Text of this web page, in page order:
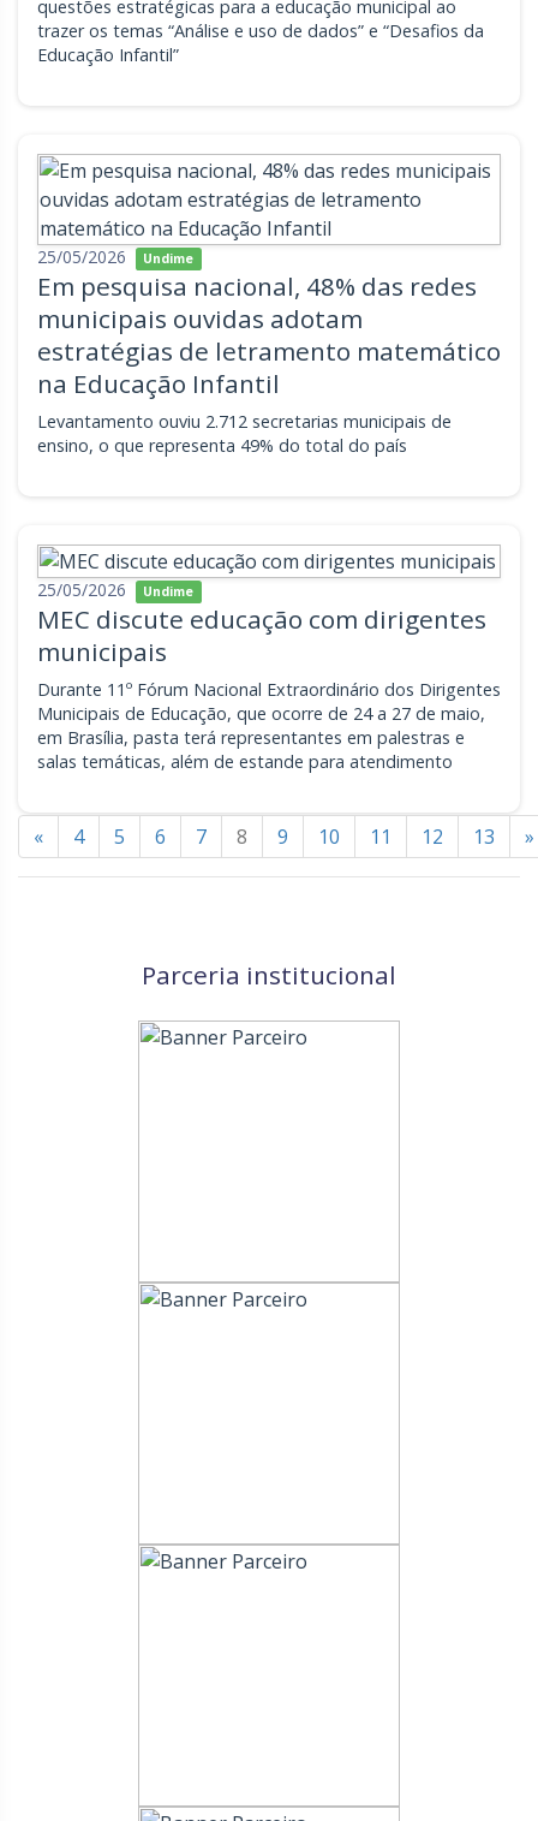
questões estratégicas para a educação municipal ao
trazer os temas “Análise e uso de dados” e “Desafios da
Educação Infantil”
25/05/2026 Undime
Em pesquisa nacional, 48% das redes
municipais ouvidas adotam
estratégias de letramento matemático
na Educação Infantil
Levantamento ouviu 2.712 secretarias municipais de
ensino, o que representa 49% do total do país
25/05/2026 Undime
MEC discute educação com dirigentes
municipais
Durante 11º Fórum Nacional Extraordinário dos Dirigentes
Municipais de Educação, que ocorre de 24 a 27 de maio,
em Brasília, pasta terá representantes em palestras e
salas temáticas, além de estande para atendimento
« 4 5 6 7 8 9 10 11 12 13 »
Parceria institucional